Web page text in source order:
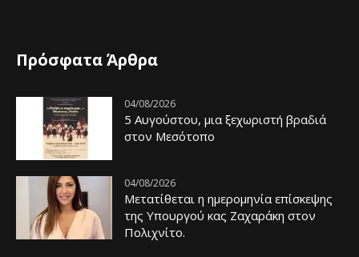
Πρόσφατα Άρθρα
04/08/2026
5 Αυγούστου, μια ξεχωριστή βραδιά
στον Μεσότοπο
04/08/2026
Μετατίθεται η ημερομηνία επίσκεψης
της Υπουργού κας Ζαχαράκη στον
Πολιχνίτο.